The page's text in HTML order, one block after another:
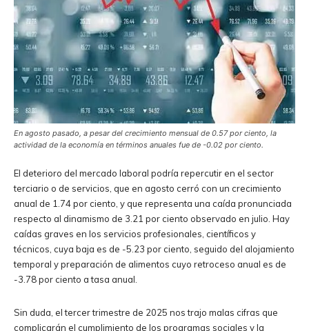
En agosto pasado, a pesar del crecimiento mensual de 0.57 por ciento, la
actividad de la economía en términos anuales fue de -0.02 por ciento.
El deterioro del mercado laboral podría repercutir en el sector
terciario o de servicios, que en agosto cerró con un crecimiento
anual de 1.74 por ciento, y que representa una caída pronunciada
respecto al dinamismo de 3.21 por ciento observado en julio. Hay
caídas graves en los servicios profesionales, científicos y
técnicos, cuya baja es de -5.23 por ciento, seguido del alojamiento
temporal y preparación de alimentos cuyo retroceso anual es de
-3.78 por ciento a tasa anual.
Sin duda, el tercer trimestre de 2025 nos trajo malas cifras que
complicarán el cumplimiento de los programas sociales y la